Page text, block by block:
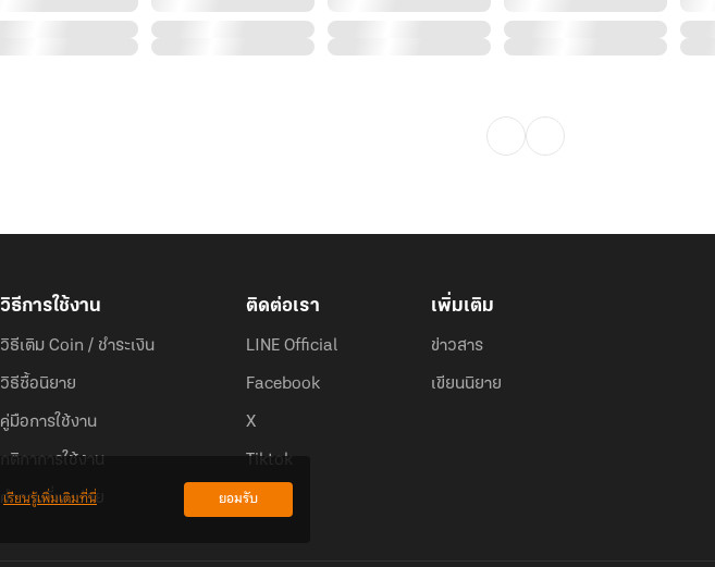
วิธีการใช้งาน
วิธีเติม Coin / ชำระเงิน
วิธีซื้อนิยาย
คู่มือการใช้งาน
กติกาการใช้งาน
คำถามที่พบบ่อย
ติดต่อเรา
LINE Official
Facebook
X
Tiktok
เพิ่มเติม
ข่าวสาร
เขียนนิยาย
เรียนรู้เพิ่มเติมที่นี่ ยอมรับ